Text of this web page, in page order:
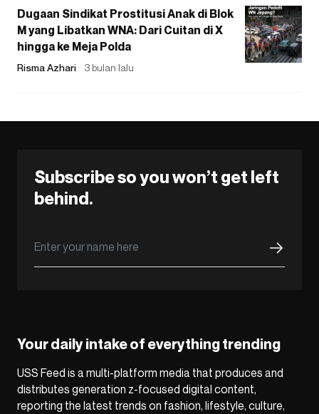
Dugaan Sindikat Prostitusi Anak di Blok
M yang Libatkan WNA: Dari Cuitan di X
hingga ke Meja Polda
Risma Azhari 3 bulan lalu
Subscribe so you won’t get left
behind.
Your daily intake of everything trending
USS Feed is a multi-platform media that produces and
distributes generation z-focused digital content,
reporting the latest trends on fashion, lifestyle, culture,